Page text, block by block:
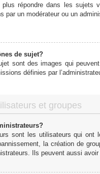
plus répondre dans les sujets
par un modérateur ou un
de sujet?
sont des images qui
définies par
et groupes
sont les utilisateurs qui
la création de
Ils peuvent aussi